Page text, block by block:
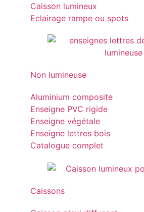
Caisson lumineux
Eclairage rampe ou spots
Non lumineuse
Aluminium composite
Enseigne PVC rigide
Enseigne végétale
Enseigne lettres bois
Catalogue complet
Caissons